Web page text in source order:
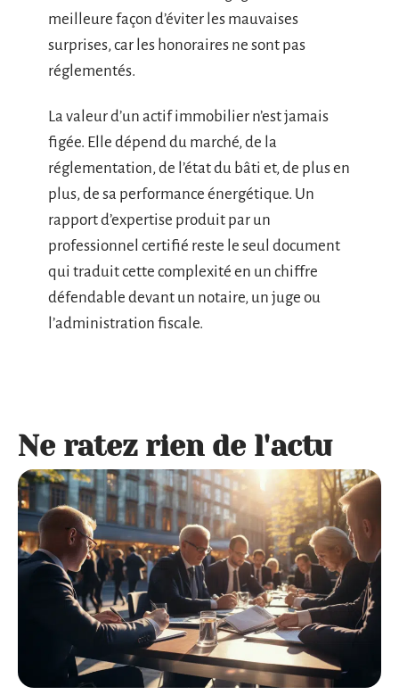
meilleure façon d’éviter les mauvaises
surprises, car les honoraires ne sont pas
réglementés.
La valeur d’un actif immobilier n’est jamais
figée. Elle dépend du marché, de la
réglementation, de l’état du bâti et, de plus en
plus, de sa performance énergétique. Un
rapport d’expertise produit par un
professionnel certifié reste le seul document
qui traduit cette complexité en un chiffre
défendable devant un notaire, un juge ou
l’administration fiscale.
Ne ratez rien de l'actu